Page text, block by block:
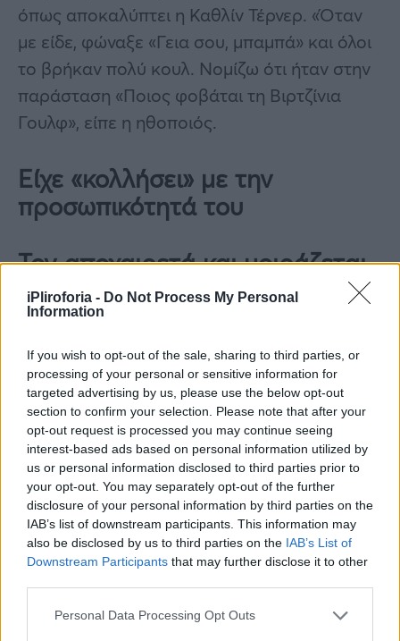
iPliroforia - Do Not Process My Personal
Information
If you wish to opt-out of the sale, sharing to third parties, or
processing of your personal or sensitive information for
targeted advertising by us, please use the below opt-out
section to confirm your selection. Please note that after your
opt-out request is processed you may continue seeing
interest-based ads based on personal information utilized by
us or personal information disclosed to third parties prior to
your opt-out. You may separately opt-out of the further
disclosure of your personal information by third parties on the
IAB’s list of downstream participants. This information may
also be disclosed by us to third parties on the IAB’s List of
Downstream Participants that may further disclose it to other
Personal Data Processing Opt Outs
όπως αποκαλύπτει η Καθλίν Τέρνερ. «Όταν
με είδε, φώναξε «Γεια σου, μπαμπά» και όλοι
το βρήκαν πολύ κουλ. Νομίζω ότι ήταν στην
παράσταση «Ποιος φοβάται τη Βιρτζίνια
Γουλφ», είπε η ηθοποιός.
Είχε «κολλήσει» με την
προσωπικότητά του
Τον αποχαιρετά και μοιράζεται
τις αναμνήσεις της
χρόνια από τότε που είχε να τον δει σε
κάποια εκδήλωση, αλλά είχε «κολλήσει» με
την προσωπικότητά του.
«Μου άρεσε. Είχε μια πολύ καλή αίσθηση του
χιούμορ και μια καλή καρδιά. Αγαπούσε τους
ανθρώπους, κάτι που για μένα, ιδίως ως
ηθοποιός, είναι τρομερά σημαντικό. Είναι
τόσο πολύ θλιβερό όταν σκέφτεσαι πόσο
νέος ήταν και πόσο κρίμα που δεν μπόρεσε
να έχει μεγαλύτερο έλεγχο. Δεν μπορώ καν